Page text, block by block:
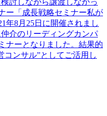
ー「成長戦略セミナー私が
年8月25日に開催されまし
介のリーディングカンパ
ナーとなりました。結果的
ンサル”としてご活用し